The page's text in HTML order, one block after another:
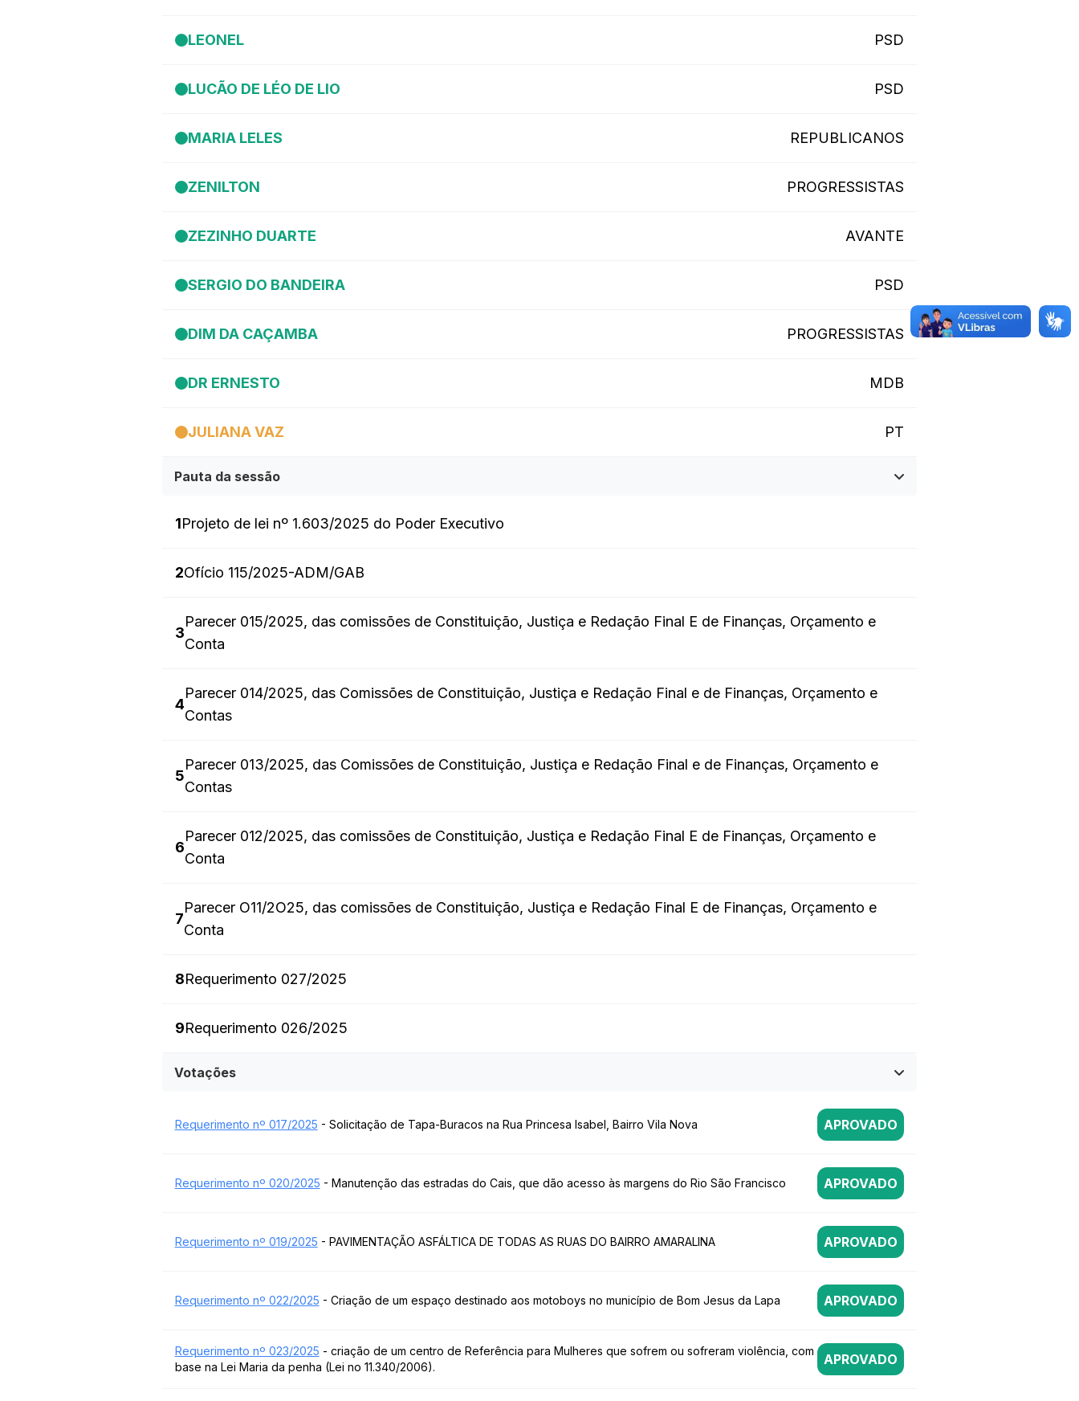
LEONEL PSD
LUCÃO DE LÉO DE LIO PSD
MARIA LELES REPUBLICANOS
ZENILTON PROGRESSISTAS
ZEZINHO DUARTE AVANTE
SERGIO DO BANDEIRA PSD
DIM DA CAÇAMBA PROGRESSISTAS
DR ERNESTO MDB
JULIANA VAZ PT
Pauta da sessão
1Projeto de lei nº 1.603/2025 do Poder Executivo
2Ofício 115/2025-ADM/GAB
3
Parecer 015/2025, das comissões de Constituição, Justiça e Redação Final E de Finanças, Orçamento e
Conta
4
Parecer 014/2025, das Comissões de Constituição, Justiça e Redação Final e de Finanças, Orçamento e
Contas
5
Parecer 013/2025, das Comissões de Constituição, Justiça e Redação Final e de Finanças, Orçamento e
Contas
6
Parecer 012/2025, das comissões de Constituição, Justiça e Redação Final E de Finanças, Orçamento e
Conta
7
Parecer O11/2O25, das comissões de Constituição, Justiça e Redação Final E de Finanças, Orçamento e
Conta
8Requerimento 027/2025
9Requerimento 026/2025
Votações
Requerimento nº 017/2025 - Solicitação de Tapa-Buracos na Rua Princesa Isabel, Bairro Vila Nova APROVADO
Requerimento nº 020/2025 - Manutenção das estradas do Cais, que dão acesso às margens do Rio São Francisco APROVADO
Requerimento nº 019/2025 - PAVIMENTAÇÃO ASFÁLTICA DE TODAS AS RUAS DO BAIRRO AMARALINA APROVADO
Requerimento nº 022/2025 - Criação de um espaço destinado aos motoboys no município de Bom Jesus da Lapa APROVADO
Requerimento nº 023/2025 - criação de um centro de Referência para Mulheres que sofrem ou sofreram violência, com
base na Lei Maria da penha (Lei no 11.340/2006).
APROVADO